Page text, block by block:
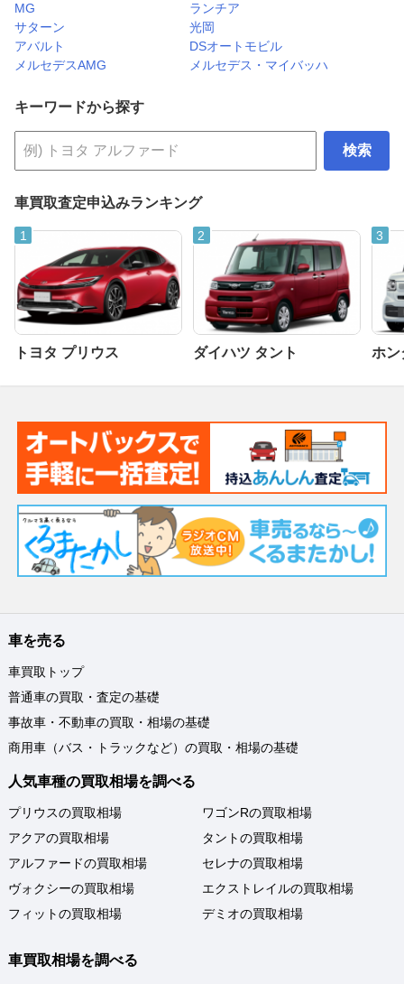
MG
ランチア
サターン
光岡
アバルト
DSオートモビル
メルセデスAMG
メルセデス・マイバッハ
キーワードから探す
検索
車買取査定申込みランキング
トヨタ プリウス ダイハツ タント ホン
車を売る
車買取トップ
普通車の買取・査定の基礎
事故車・不動車の買取・相場の基礎
商用車（バス・トラックなど）の買取・相場の基礎
人気車種の買取相場を調べる
プリウスの買取相場
アクアの買取相場
アルファードの買取相場
ヴォクシーの買取相場
フィットの買取相場
ワゴンRの買取相場
タントの買取相場
セレナの買取相場
エクストレイルの買取相場
デミオの買取相場
車買取相場を調べる